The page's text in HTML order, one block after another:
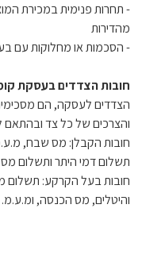
- תחרות פנימית במכירת
מהדירות
- הסכמות או מחלוקות עם
חובות הצדדים בעסקת
הצדדים לעסקה, הם
והצרכים של כל צד ובהתאם
חובות הקבלן: מס שבח,
תשלום דמי היתר ותשלום
חובות בעל הקרקע: תשלום
והיטלים, מס הכנסה,